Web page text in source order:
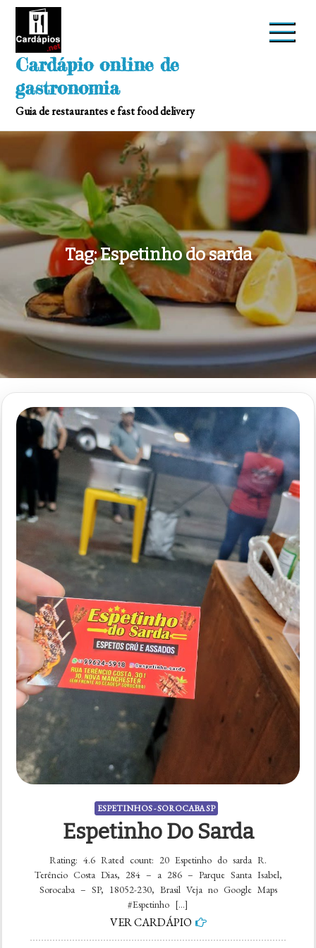
Skip
Cardápio online de
gastronomia
Guia de restaurantes e fast food delivery
Tag:Espetinho do sarda
ESPETINHOS - SOROCABA SP
Espetinho Do Sarda
Rating: 4.6 Rated count: 20 Espetinho do sarda R.
Terêncio Costa Dias, 284 – a 286 – Parque Santa Isabel,
Sorocaba – SP, 18052-230, Brasil Veja no Google Maps
#Espetinho […]
VER CARDÁPIO